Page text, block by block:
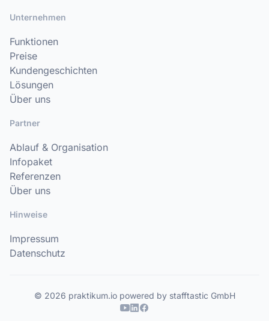
Unternehmen
Funktionen
Preise
Kundengeschichten
Lösungen
Über uns
Partner
Ablauf & Organisation
Infopaket
Referenzen
Über uns
Hinweise
Impressum
Datenschutz
© 2026 praktikum.io powered by stafftastic GmbH